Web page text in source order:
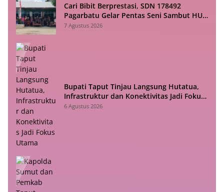
Cari Bibit Berprestasi, SDN 178492
Pagarbatu Gelar Pentas Seni Sambut HUT
RI
7 Agustus 2026
Bupati Taput Tinjau Langsung Hutatua,
Infrastruktur dan Konektivitas Jadi Fokus
Utama
6 Agustus 2026